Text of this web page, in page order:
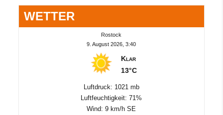
WETTER
Rostock
9. August 2026, 3:40
Klar
13°C
Luftdruck: 1021 mb
Luftfeuchtigkeit: 71%
Wind: 9 km/h SE